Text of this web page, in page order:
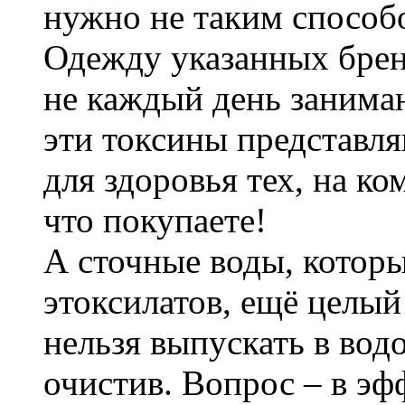
нужно не таким
Одежду указанных
не каждый день
эти токсины
для здоровья тех, на
что покупаете!
А сточные воды,
этоксилатов, ещё
нельзя выпускать в
очистив. Вопрос – в